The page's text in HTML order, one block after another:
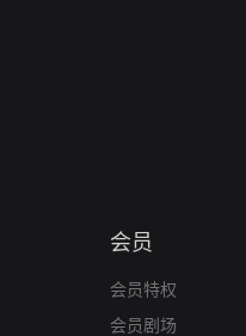
会员
会员特权
会员剧场